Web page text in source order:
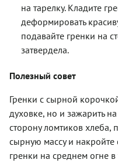
на тарелку. Кладите
деформировать
подавайте гренки на
затвердела.
Полезный совет
Гренки с сырной
духовке, но и зажарить
сторону ломтиков хлеба,
сырную массу и накройте
гренки на среднем огне